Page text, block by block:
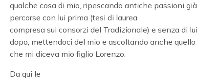
qualche cosa di mio, ripescando antiche passioni già
percorse con lui prima (tesi di laurea
compresa sui consorzi del Tradizionale) e senza di lui
dopo, mettendoci del mio e ascoltando anche quello
che mi diceva mio figlio Lorenzo.
Da qui le